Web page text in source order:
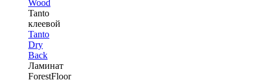
Wood
Tanto
клеевой
Tanto
Dry
Back
Ламинат
ForestFloor